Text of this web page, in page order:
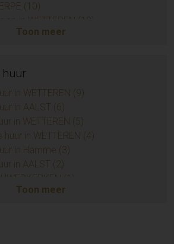
(10)
in WETTEREN (10)
LE-COMTE (9)
te koop in AALST (6)
in AMBLETEUSE (6)
Niklaas (6)
(5)
(4)
(3)
in LIEDEKERKE (3)
(3)
(3)
(3)
Toon meer
huur
in WETTEREN (9)
in AALST (6)
in WETTEREN (5)
in WETTEREN (4)
in Hamme (3)
in AALST (2)
(1)
(1)
in Sint-Niklaas (1)
Toon meer